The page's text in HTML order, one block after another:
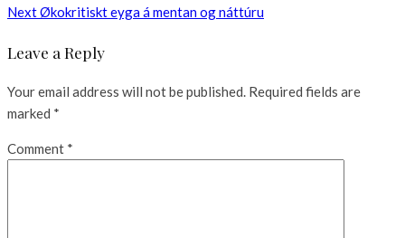
NextØkokritiskt eyga á mentan og náttúru
Leave a Reply
Your email address will not be published. Required fields are
marked *
Comment *